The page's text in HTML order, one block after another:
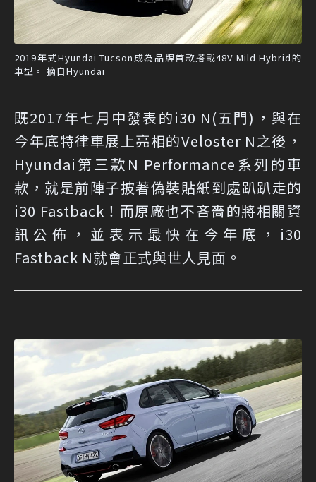
2019年式Hyundai Tucson成為品牌首款搭載48V Mild Hybrid的
車型。 摘自Hyundai
既2017年七月中發表的i30 N(五門)，與在
今年底特律車展上亮相的Veloster N之後，
Hyundai第三款N Performance系列的車
款，就是前陣子披著偽裝貼紙到處趴趴走的
i30 Fastback！而原廠也不吝嗇的將相關資
訊公佈，並表示最快在今年底，i30
Fastback N就會正式與世人見面。